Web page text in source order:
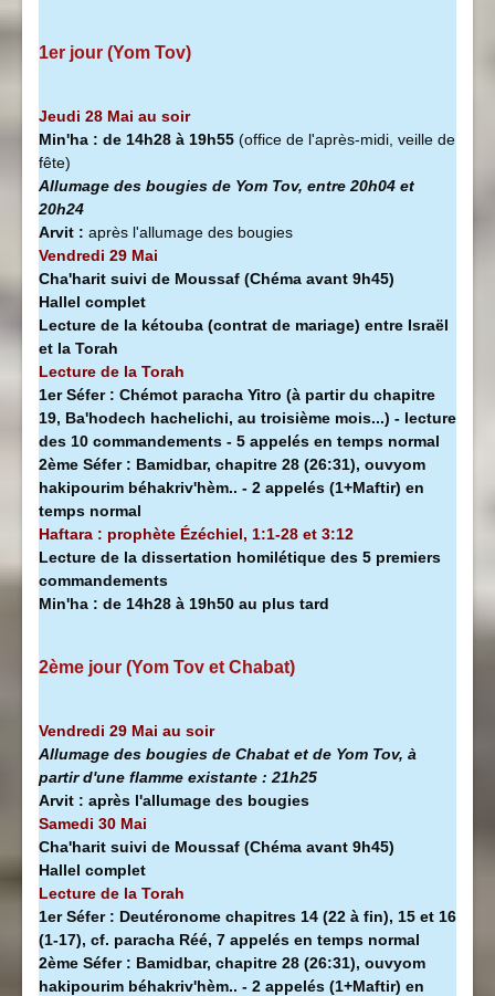
1er jour (Yom Tov)
Jeudi 28 Mai au soir
Min'ha : de 14h28 à 19h55 (office de l'après-midi, veille de
fête)
Allumage des bougies de Yom Tov, entre 20h04 et
20h24
Arvit : après l'allumage des bougies
Vendredi 29 Mai
Cha'harit suivi de Moussaf (Chéma avant 9h45)
Hallel complet
Lecture de la kétouba (contrat de mariage) entre Israël
et la Torah
Lecture de la Torah
1er Séfer : Chémot paracha Yitro (à partir du chapitre
19, Ba'hodech hachelichi, au troisième mois...) - lecture
des 10 commandements - 5 appelés en temps normal
2ème Séfer : Bamidbar, chapitre 28 (26:31), ouvyom
hakipourim béhakriv'hèm.. - 2 appelés (1+Maftir) en
temps normal
Haftara : prophète Ézéchiel, 1:1-28 et 3:12
Lecture de la dissertation homilétique des 5 premiers
commandements
Min'ha : de 14h28 à 19h50 au plus tard
2ème jour (Yom Tov et Chabat)
Vendredi 29 Mai au soir
Allumage des bougies de Chabat et de Yom Tov, à
partir d'une flamme existante : 21h25
Arvit : après l'allumage des bougies
Samedi 30 Mai
Cha'harit suivi de Moussaf (Chéma avant 9h45)
Hallel complet
Lecture de la Torah
1er Séfer : Deutéronome chapitres 14 (22 à fin), 15 et 16
(1-17), cf. paracha Réé, 7 appelés en temps normal
2ème Séfer : Bamidbar, chapitre 28 (26:31), ouvyom
hakipourim béhakriv'hèm.. - 2 appelés (1+Maftir) en